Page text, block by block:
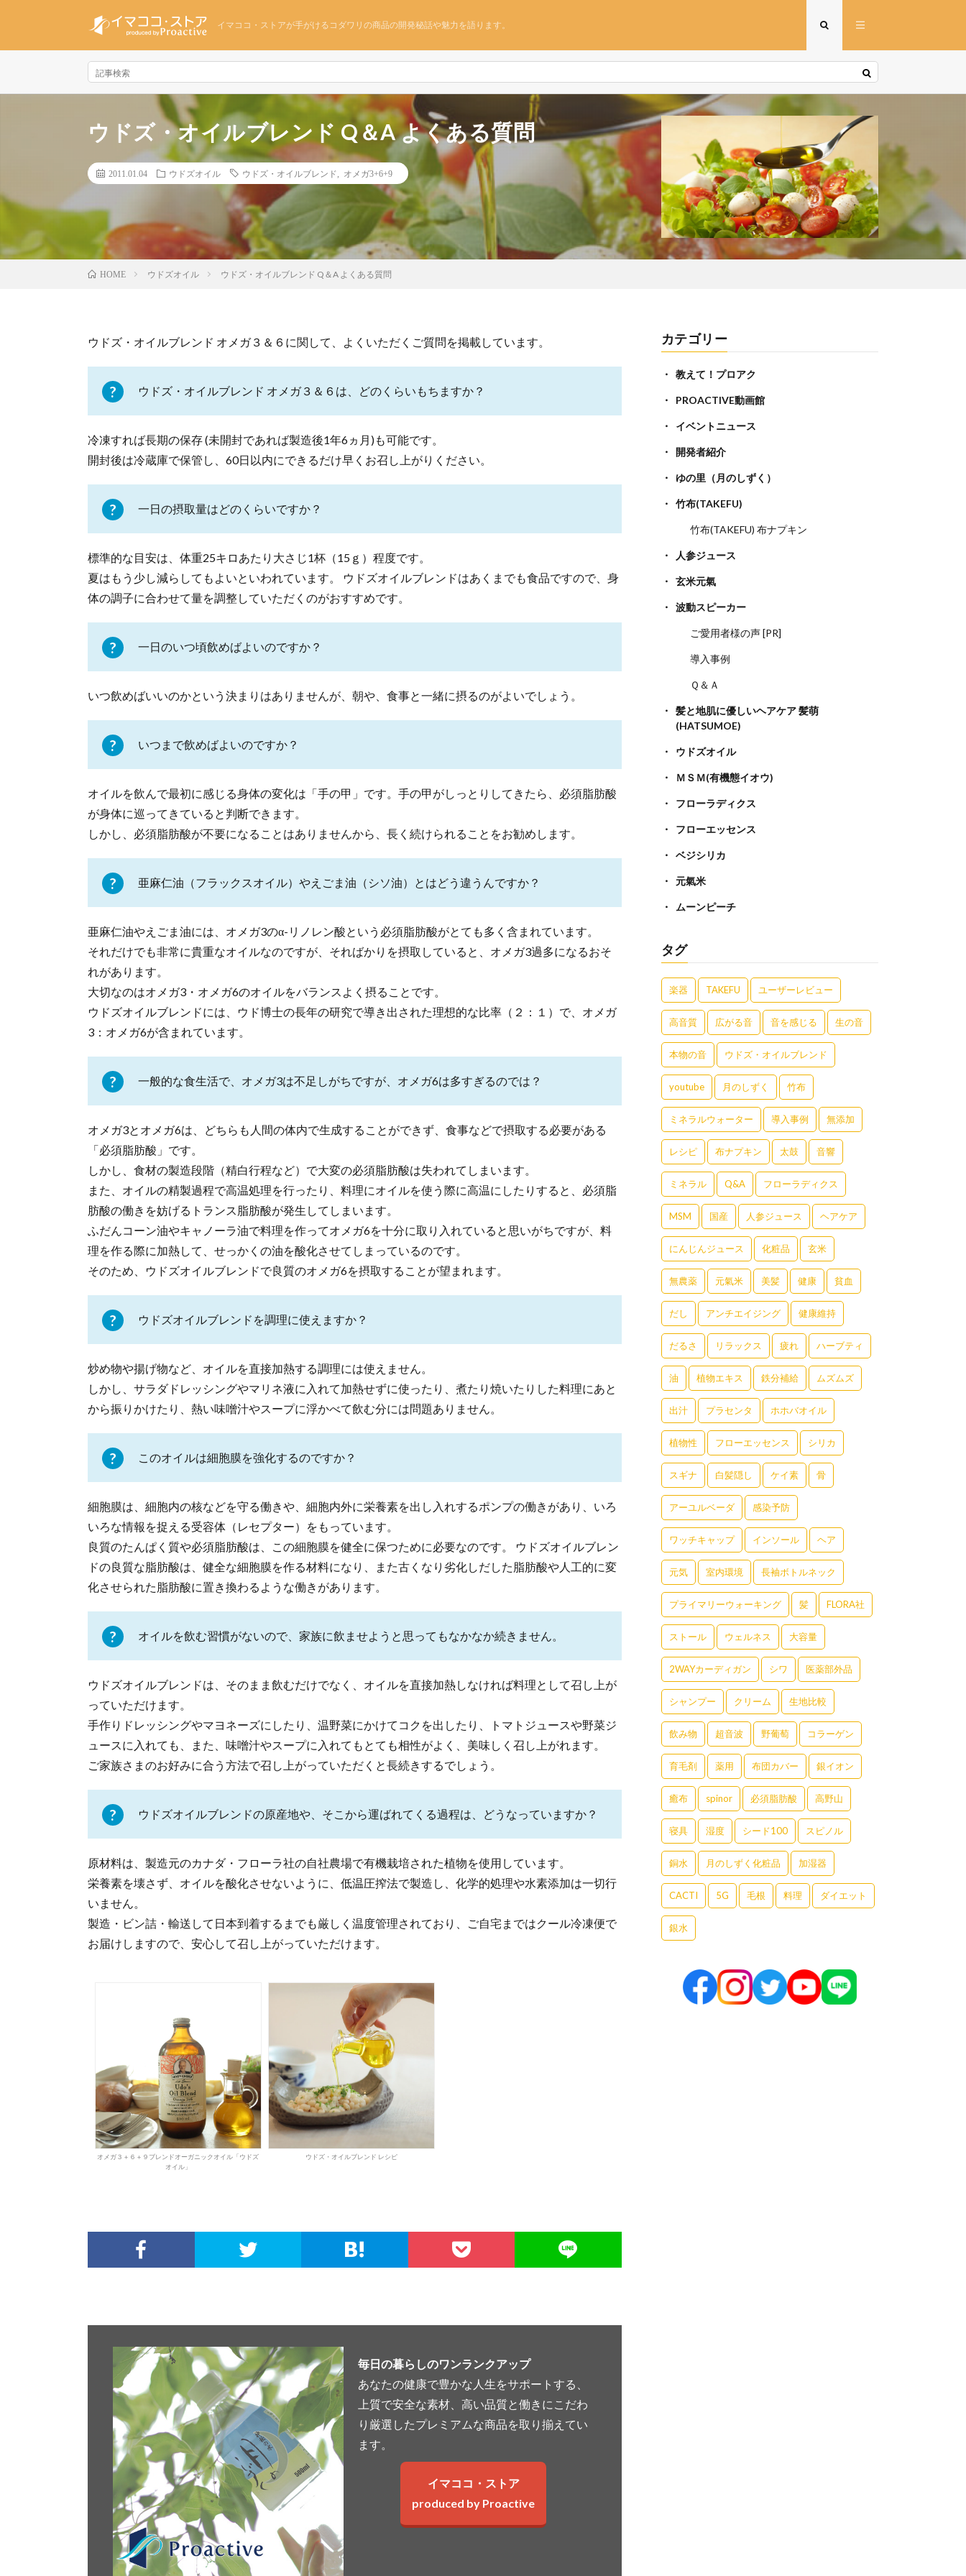
イマココ・ストアが手がけるコダワリの商品の開発秘話や魅力を語ります。
ウドズ・オイルブレンド Q＆A よくある質問
2011.01.04 ウドズオイル ウドズ・オイルブレンド オメガ3+6+9
HOME ウドズオイル ウドズ・オイルブレンド Q＆A よくある質問
ウドズ・オイルブレンド オメガ３＆６に関して、よくいただくご質問を掲載しています。
ウドズ・オイルブレンド オメガ３＆６は、どのくらいもちますか？
冷凍すれば長期の保存 (未開封であれば製造後1年6ヵ月)も可能です。
開封後は冷蔵庫で保管し、60日以内にできるだけ早くお召し上がりください。
一日の摂取量はどのくらいですか？
標準的な目安は、体重25キロあたり大さじ1杯（15ｇ）程度です。
夏はもう少し減らしてもよいといわれています。 ウドズオイルブレンドはあくまでも食品ですので、身
体の調子に合わせて量を調整していただくのがおすすめです。
一日のいつ頃飲めばよいのですか？
いつ飲めばいいのかという決まりはありませんが、朝や、食事と一緒に摂るのがよいでしょう。
いつまで飲めばよいのですか？
オイルを飲んで最初に感じる身体の変化は「手の甲」です。手の甲がしっとりしてきたら、必須脂肪酸
が身体に巡ってきていると判断できます。
しかし、必須脂肪酸が不要になることはありませんから、長く続けられることをお勧めします。
亜麻仁油（フラックスオイル）やえごま油（シソ油）とはどう違うんですか？
亜麻仁油やえごま油には、オメガ3のα-リノレン酸という必須脂肪酸がとても多く含まれています。
それだけでも非常に貴重なオイルなのですが、そればかりを摂取していると、オメガ3過多になるおそ
れがあります。
大切なのはオメガ3・オメガ6のオイルをバランスよく摂ることです。
ウドズオイルブレンドには、ウド博士の長年の研究で導き出された理想的な比率（２：１）で、オメガ
3：オメガ6が含まれています。
一般的な食生活で、オメガ3は不足しがちですが、オメガ6は多すぎるのでは？
オメガ3とオメガ6は、どちらも人間の体内で生成することができず、食事などで摂取する必要がある
「必須脂肪酸」です。
しかし、食材の製造段階（精白行程など）で大変の必須脂肪酸は失われてしまいます。
また、オイルの精製過程で高温処理を行ったり、料理にオイルを使う際に高温にしたりすると、必須脂
肪酸の働きを妨げるトランス脂肪酸が発生してしまいます。
ふだんコーン油やキャノーラ油で料理を作ってオメガ6を十分に取り入れていると思いがちですが、料
理を作る際に加熱して、せっかくの油を酸化させてしまっているのです。
そのため、ウドズオイルブレンドで良質のオメガ6を摂取することが望まれます。
ウドズオイルブレンドを調理に使えますか？
炒め物や揚げ物など、オイルを直接加熱する調理には使えません。
しかし、サラダドレッシングやマリネ液に入れて加熱せずに使ったり、煮たり焼いたりした料理にあと
から振りかけたり、熱い味噌汁やスープに浮かべて飲む分には問題ありません。
このオイルは細胞膜を強化するのですか？
細胞膜は、細胞内の核などを守る働きや、細胞内外に栄養素を出し入れするポンプの働きがあり、いろ
いろな情報を捉える受容体（レセプター）をもっています。
良質のたんぱく質や必須脂肪酸は、この細胞膜を健全に保つために必要なのです。 ウドズオイルブレン
ドの良質な脂肪酸は、健全な細胞膜を作る材料になり、また古くなり劣化しだした脂肪酸や人工的に変
化させられた脂肪酸に置き換わるような働きがあります。
オイルを飲む習慣がないので、家族に飲ませようと思ってもなかなか続きません。
ウドズオイルブレンドは、そのまま飲むだけでなく、オイルを直接加熱しなければ料理として召し上が
っていただけます。
手作りドレッシングやマヨネーズにしたり、温野菜にかけてコクを出したり、トマトジュースや野菜ジ
ュースに入れても、また、味噌汁やスープに入れてもとても相性がよく、美味しく召し上がれます。
ご家族さまのお好みに合う方法で召し上がっていただくと長続きするでしょう。
ウドズオイルブレンドの原産地や、そこから運ばれてくる過程は、どうなっていますか？
原材料は、製造元のカナダ・フローラ社の自社農場で有機栽培された植物を使用しています。
栄養素を壊さず、オイルを酸化させないように、低温圧搾法で製造し、化学的処理や水素添加は一切行
いません。
製造・ビン詰・輸送して日本到着するまでも厳しく温度管理されており、ご自宅まではクール冷凍便で
お届けしますので、安心して召し上がっていただけます。
オメガ３＋６＋９ブレンドオーガニックオイル「ウドズ
オイル」
ウドズ・オイルブレンド レシピ
毎日の暮らしのワンランクアップ
あなたの健康で豊かな人生をサポートする、
上質で安全な素材、高い品質と働きにこだわ
り厳選したプレミアムな商品を取り揃えてい
ます。
イマココ・ストア
produced by Proactive
カテゴリー
教えて！プロアク
PROACTIVE動画館
イベントニュース
開発者紹介
ゆの里（月のしずく）
竹布(TAKEFU)
竹布(TAKEFU) 布ナプキン
人参ジュース
玄米元氣
波動スピーカー
ご愛用者様の声 [PR]
導入事例
Ｑ＆Ａ
髪と地肌に優しいヘアケア 髪萌
(HATSUMOE)
ウドズオイル
ＭＳＭ(有機態イオウ)
フローラディクス
フローエッセンス
ベジシリカ
元氣米
ムーンピーチ
タグ
楽器 TAKEFU ユーザーレビュー
高音質 広がる音 音を感じる 生の音
本物の音 ウドズ・オイルブレンド
youtube 月のしずく 竹布
ミネラルウォーター 導入事例 無添加
レシピ 布ナプキン 太鼓 音響
ミネラル Q&A フローラディクス
MSM 国産 人参ジュース ヘアケア
にんじんジュース 化粧品 玄米
無農薬 元氣米 美髪 健康 貧血
だし アンチエイジング 健康維持
だるさ リラックス 疲れ ハーブティ
油 植物エキス 鉄分補給 ムズムズ
出汁 プラセンタ ホホバオイル
植物性 フローエッセンス シリカ
スギナ 白髪隠し ケイ素 骨
アーユルベーダ 感染予防
ワッチキャップ インソール ヘア
元気 室内環境 長袖ボトルネック
プライマリーウォーキング 髪 FLORA社
ストール ウェルネス 大容量
2WAYカーディガン シワ 医薬部外品
シャンプー クリーム 生地比較
飲み物 超音波 野葡萄 コラーゲン
育毛剤 薬用 布団カバー 銀イオン
癒布 spinor 必須脂肪酸 高野山
寝具 湿度 シード100 スピノル
銅水 月のしずく化粧品 加湿器
CACTI 5G 毛根 料理 ダイエット
銀水